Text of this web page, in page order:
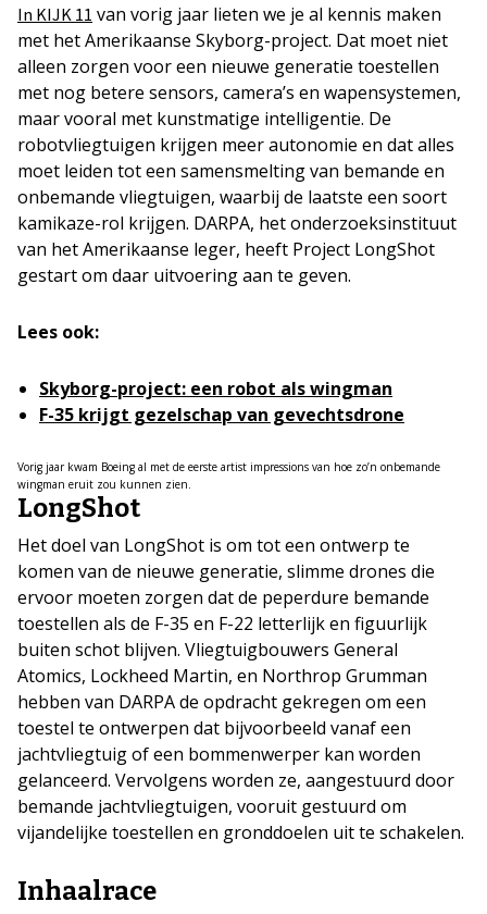
In KIJK 11 van vorig jaar lieten we je al kennis maken
met het Amerikaanse Skyborg-project. Dat moet niet
alleen zorgen voor een nieuwe generatie toestellen
met nog betere sensors, camera’s en wapensystemen,
maar vooral met kunstmatige intelligentie. De
robotvliegtuigen krijgen meer autonomie en dat alles
moet leiden tot een samensmelting van bemande en
onbemande vliegtuigen, waarbij de laatste een soort
kamikaze-rol krijgen. DARPA, het onderzoeksinstituut
van het Amerikaanse leger, heeft Project LongShot
gestart om daar uitvoering aan te geven.
Lees ook:
Skyborg-project: een robot als wingman
F-35 krijgt gezelschap van gevechtsdrone
Vorig jaar kwam Boeing al met de eerste artist impressions van hoe zo’n onbemande
wingman eruit zou kunnen zien.
LongShot
Het doel van LongShot is om tot een ontwerp te
komen van de nieuwe generatie, slimme drones die
ervoor moeten zorgen dat de peperdure bemande
toestellen als de F-35 en F-22 letterlijk en figuurlijk
buiten schot blijven. Vliegtuigbouwers General
Atomics, Lockheed Martin, en Northrop Grumman
hebben van DARPA de opdracht gekregen om een
toestel te ontwerpen dat bijvoorbeeld vanaf een
jachtvliegtuig of een bommenwerper kan worden
gelanceerd. Vervolgens worden ze, aangestuurd door
bemande jachtvliegtuigen, vooruit gestuurd om
vijandelijke toestellen en gronddoelen uit te schakelen.
Inhaalrace